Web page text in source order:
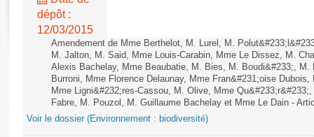
Rapports d'enquête
Rapports législatifs
Baromètre de l’application des lois
Dossiers législatifs
dépôt :
12/03/2015
Amendement de Mme Berthelot, M. Lurel, M.
M. Jalton, M. Said, Mme Louis-Carabin, Mme Le Dissez, M.
Alexis Bachelay, Mme Beaubatie, M. Bies, M. Boudi&#233;,
Burroni, Mme Florence Delaunay, Mme Fran&#231;oise
Mme Ligni&#232;res-Cassou, M. Olive, Mme
Fabre, M. Pouzol, M. Guillaume Bachelay et Mme Le Dain -
Voir le dossier (Environnement : biodiversité)